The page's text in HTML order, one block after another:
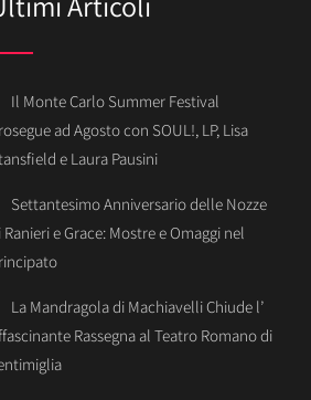
Il Monte Carlo Summer Festival
ad Agosto con SOUL!, LP, Lisa
e Laura Pausini
Settantesimo Anniversario delle Nozze
Ranieri e Grace: Mostre e Omaggi nel
La Mandragola di Machiavelli Chiude l’
Rassegna al Teatro Romano di